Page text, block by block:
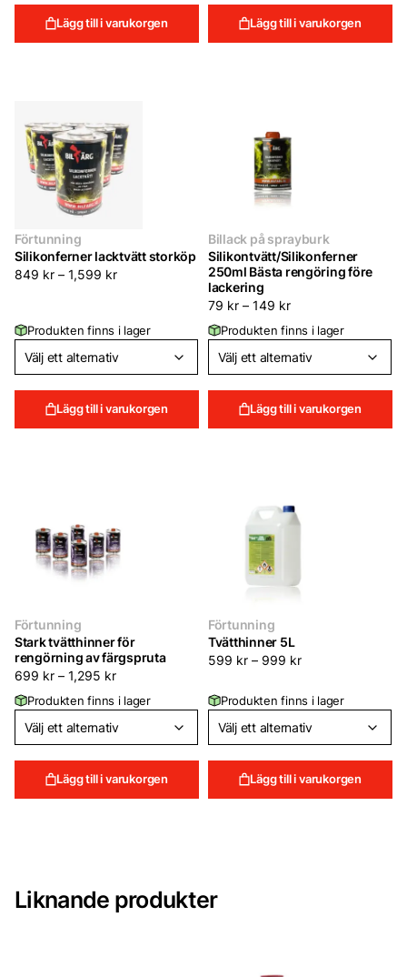
Lägg till i varukorgen Lägg till i varukorgen
Förtunning
Silikonferner lacktvätt storköp
849 kr – 1,599 kr
Produkten finns i lager
Lägg till i varukorgen
Billack på sprayburk
Silikontvätt/Silikonferner
250ml Bästa rengöring före
lackering
79 kr – 149 kr
Produkten finns i lager
Lägg till i varukorgen
Förtunning
Stark tvätthinner för
rengörning av färgspruta
699 kr – 1,295 kr
Produkten finns i lager
Lägg till i varukorgen
Förtunning
Tvätthinner 5L
599 kr – 999 kr
Produkten finns i lager
Lägg till i varukorgen
Liknande produkter